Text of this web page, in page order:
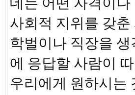
사회적 지위를 갖
학벌이나 직장을
에 응답할 사람이
우리에게 원하시는